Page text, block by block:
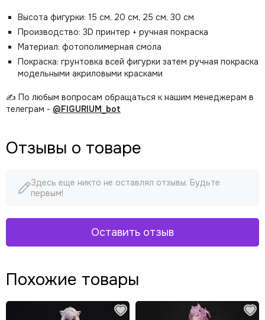
Высота фигурки: 15 см, 20 см, 25 см, 30 см
Производство: 3D принтер + ручная покраска
Материал: фотополимерная смола
Покраска: грунтовка всей фигурки затем ручная покраска
модельными акриловыми красками
✍️ По любым вопросам обращаться к нашим менеджерам в
телеграм - @FIGURIUM_bot
Отзывы о товаре
Здесь еще никто не оставлял отзывы. Будьте
первым!
Оставить отзыв
Похожие товары